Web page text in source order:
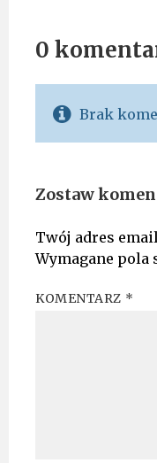
0
Brak
Zostaw
Twój adres
Wymagane pola
KOMENTARZ *